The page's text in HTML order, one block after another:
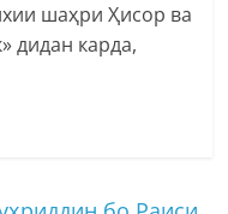
шаҳри Ҳисор ва
дидан карда,